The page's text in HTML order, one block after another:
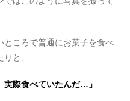
ところで普通にお菓子を食べ
と、
実際食べていたんだ…」